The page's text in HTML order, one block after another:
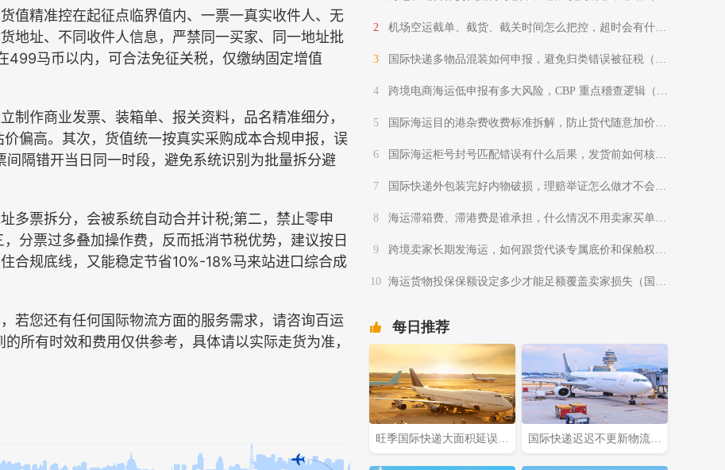
精准控在起征点临界值内、一票一真实收件人、无
地址、不同收件人信息，严禁同一买家、同一地址批
499马币以内，可合法免征关税，仅缴纳固定增值
作商业发票、装箱单、报关资料，品名精准细分，
偏高。其次，货值统一按真实采购成本合规申报，误
隔错开当日同一时段，避免系统识别为批量拆分避
票拆分，会被系统自动合并计税;第二，禁止零申
分票过多叠加操作费，反而抵消节税优势，建议按日
合规底线，又能稳定节省10%-18%马来站进口综合成
您还有任何国际物流方面的服务需求，请咨询百运
所有时效和费用仅供参考，具体请以实际走货为准，
2
机场空运截单、截货、截关时间怎么把控，超时会有什么
3
国际快递多物品混装如何申报，避免归类错误被征税（国
4
跨境电商海运低申报有多大风险，CBP 重点稽查逻辑（跨
5
国际海运目的港杂费收费标准拆解，防止货代随意加价
6
国际海运柜号封号匹配错误有什么后果，发货前如何核对
7
国际快递外包装完好内物破损，理赔举证怎么做才不会被
8
海运滞箱费、滞港费是谁承担，什么情况不用卖家买单
9
跨境卖家长期发海运，如何跟货代谈专属底价和保舱权益
10 海运货物投保保额设定多少才能足额覆盖卖家损失（国际
每日推荐
旺季国际快递大面积延误该
国际快递迟迟不更新物流，